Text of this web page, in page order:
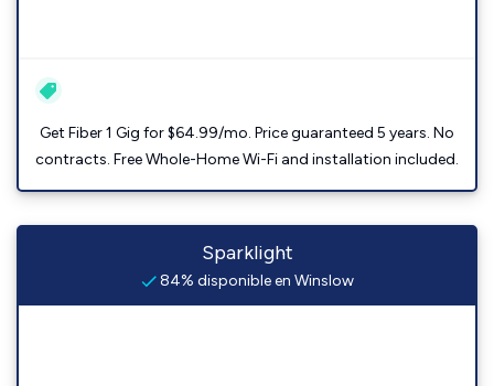
Get Fiber 1 Gig for $64.99/mo. Price guaranteed 5 years. No
contracts. Free Whole-Home Wi-Fi and installation included.
Sparklight
84% disponible en Winslow